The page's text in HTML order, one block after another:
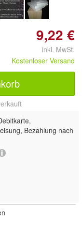
9,22 €
inkl. MwSt.
Kostenloser Versand
Bezahlung nach